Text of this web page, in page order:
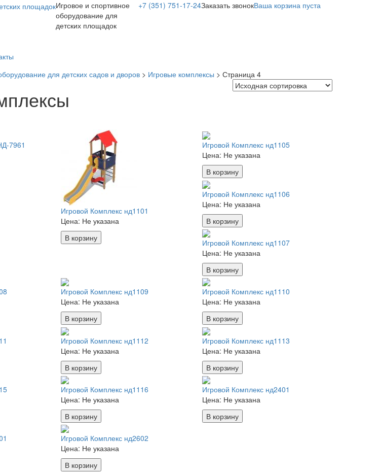
Игровое и спортивное
оборудование для
детских площадок
Ваша корзина пуста
Заказать звонок
+7 (351) 751-17-24
для детских садов и дворов> Игровые комплексы > Страница 4
7961
Игровой Комплекс нд1101
Цена: Не указана
В корзину
Игровой Комплекс нд1105
Цена: Не указана
В корзину
Игровой Комплекс нд1106
Цена: Не указана
В корзину
Игровой Комплекс нд1107
Цена: Не указана
В корзину
Игровой Комплекс нд1109
Цена: Не указана
В корзину
Игровой Комплекс нд1110
Цена: Не указана
В корзину
Игровой Комплекс нд1112
Цена: Не указана
В корзину
Игровой Комплекс нд1113
Цена: Не указана
В корзину
Игровой Комплекс нд1116
Цена: Не указана
В корзину
Игровой Комплекс нд2401
Цена: Не указана
В корзину
Игровой Комплекс нд2602
Цена: Не указана
В корзину